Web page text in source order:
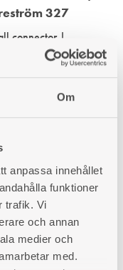
Om
anpassa innehållet
funktioner
trafik. Vi
och annan
medier och
med.
connector |
327
183x83 mm, outer
is about 240x140